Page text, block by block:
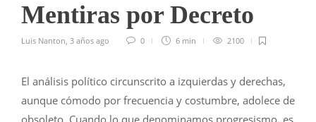
Mentiras por Decreto
Luis Nanton, 3 años ago 0 6 min 2100
El análisis político circunscrito a izquierdas y derechas,
aunque cómodo por frecuencia y costumbre, adolece de